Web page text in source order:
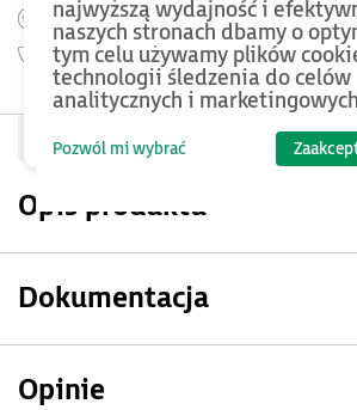
Możesz zwrócić produkt do 14 dni.
Gwarancja24 miesięcy
Oceń produkt
Opis produktu
Dokumentacja
Opinie
najwyższą wydajność i
naszych stronach dbamy o
tym celu używamy plików
technologii śledzenia do celów
analitycznych i
Pozwól mi wybrać